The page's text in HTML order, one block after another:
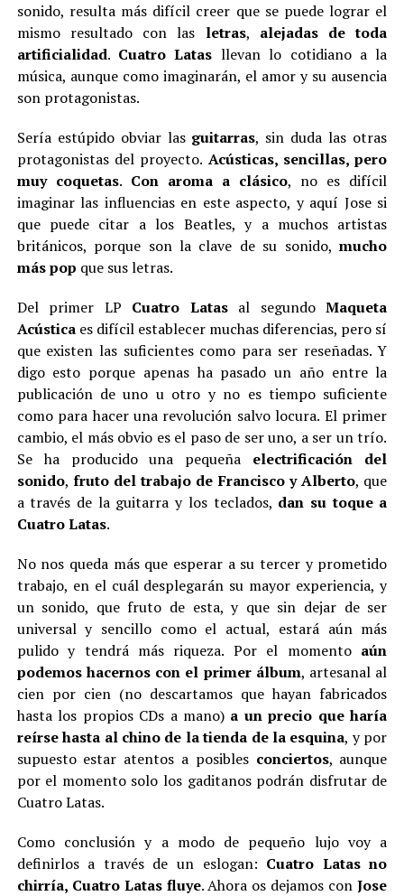
sonido, resulta más difícil creer que se puede lograr el
mismo resultado con las letras, alejadas de toda
artificialidad. Cuatro Latas llevan lo cotidiano a la
música, aunque como imaginarán, el amor y su ausencia
son protagonistas.
Sería estúpido obviar las guitarras, sin duda las otras
protagonistas del proyecto. Acústicas, sencillas, pero
muy coquetas. Con aroma a clásico, no es difícil
imaginar las influencias en este aspecto, y aquí Jose si
que puede citar a los Beatles, y a muchos artistas
británicos, porque son la clave de su sonido,mucho
más pop que sus letras.
Del primer LP Cuatro Latasal segundoMaqueta
Acústicaes difícil establecer muchas diferencias, pero sí
que existen las suficientes como para ser reseñadas. Y
digo esto porque apenas ha pasado un año entre la
publicación de uno u otro y no es tiempo suficiente
como para hacer una revolución salvo locura. El primer
cambio, el más obvio es el paso de ser uno, a ser un trío.
Se ha producido una pequeña electrificación del
sonido, fruto del trabajo de Francisco y Alberto, que
a través de la guitarra y los teclados, dan su toque a
Cuatro Latas.
No nos queda más que esperar a su tercer y prometido
trabajo, en el cuál desplegarán su mayor experiencia, y
un sonido, que fruto de esta, y que sin dejar de ser
universal y sencillo como el actual, estará aún más
pulido y tendrá más riqueza. Por el momento aún
podemos hacernos con el primer álbum, artesanal al
cien por cien (no descartamos que hayan fabricados
hasta los propios CDs a mano) a un precio que haría
reírse hasta al chino de la tienda de la esquina, y por
supuesto estar atentos a posibles conciertos, aunque
por el momento solo los gaditanos podrán disfrutar de
Cuatro Latas.
Como conclusión y a modo de pequeño lujo voy a
definirlos a través de un eslogan: Cuatro Latas no
chirría, Cuatro Latas fluye. Ahora os dejamos conJose